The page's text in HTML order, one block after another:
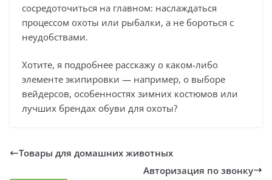
сосредоточиться на главном: наслаждаться
процессом охоты или рыбалки, а не бороться с
неудобствами.
Хотите, я подробнее расскажу о каком‑либо
элементе экипировки — например, о выборе
вейдерсов, особенностях зимних костюмов или
лучших брендах обуви для охоты?
Товары для домашних животных
Авторизация по звонку